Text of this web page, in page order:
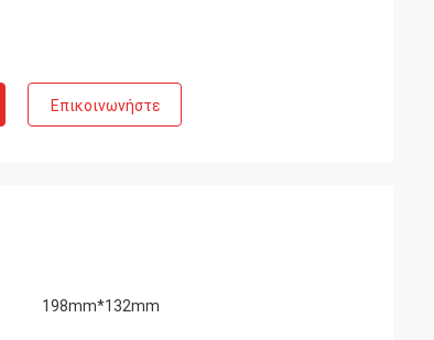
Επικοινωνήστε
198mm*132mm